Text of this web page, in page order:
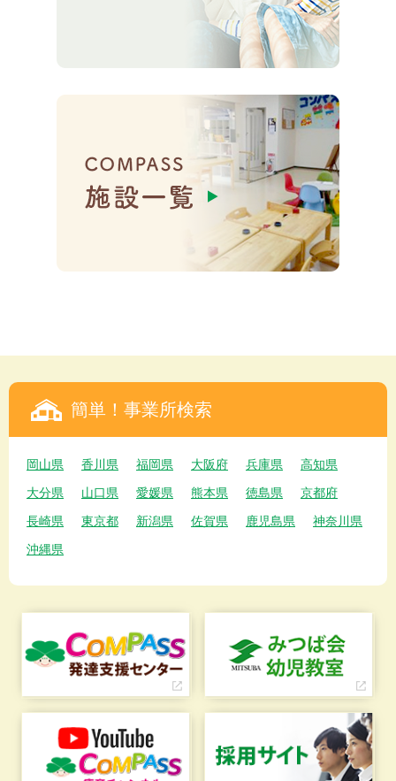
簡単！事業所検索
岡山県 香川県 福岡県 大阪府 兵庫県
高知県
大分県
山口県 愛媛県 熊本県 徳島県
京都府
長崎県
東京都 新潟県 佐賀県 鹿児島県
神奈川県
沖縄県